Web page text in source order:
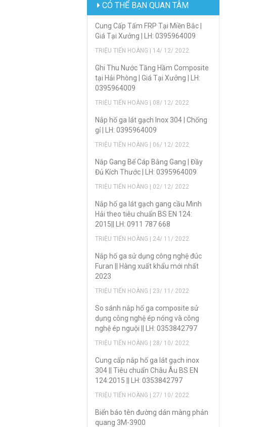
CÓ THỂ BẠN QUAN TÂM
Cung Cấp Tấm FRP Tại Miền Bắc |
Giá Tại Xưởng | LH: 0395964009
TRIỆU TIẾN HOÀNG | 14/ 12/ 2022
Ghi Thu Nước Tầng Hầm Composite
tại Hải Phòng | Giá Tại Xưởng | LH:
0395964009
TRIỆU TIẾN HOÀNG | 08/ 12/ 2022
Nắp hố ga lát gạch Inox 304 | Chống
gỉ | LH: 0395964009
TRIỆU TIẾN HOÀNG | 06/ 12/ 2022
Nắp Gang Bể Cáp Bằng Gang | Đầy
Đủ Kích Thước | LH: 0395964009
TRIỆU TIẾN HOÀNG | 02/ 12/ 2022
Nắp hố ga lát gạch gang cầu Minh
Hải theo tiêu chuẩn BS EN 124:
2015|| LH: 0911 787 668
TRIỆU TIẾN HOÀNG | 24/ 11/ 2022
Nắp hố ga sử dụng công nghệ đúc
Furan || Hàng xuất khẩu mới nhất
2023
TRIỆU TIẾN HOÀNG | 23/ 11/ 2022
So sánh nắp hố ga composite sử
dụng công nghệ ép nóng và công
nghệ ép nguội || LH: 0353842797
TRIỆU TIẾN HOÀNG | 28/ 10/ 2022
Cung cấp nắp hố ga lát gạch inox
304 || Tiêu chuẩn Châu Âu BS EN
124:2015 || LH: 0353842797
TRIỆU TIẾN HOÀNG | 27/ 10/ 2022
Biển báo tên đường dán màng phản
quang 3M-3900